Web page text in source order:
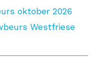
oktober 2026
Westfriese